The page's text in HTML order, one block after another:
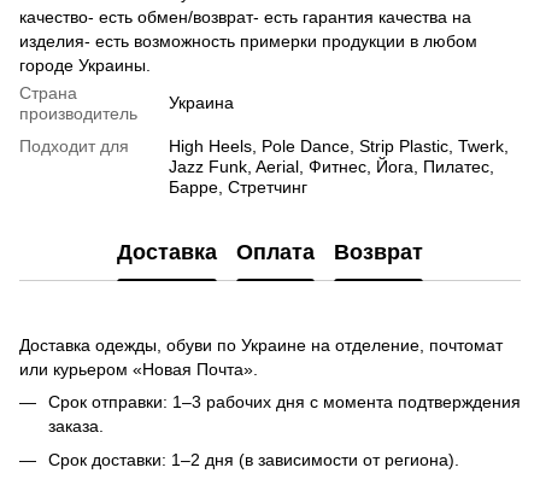
качество- есть обмен/возврат- есть гарантия качества на
изделия- есть возможность примерки продукции в любом
городе Украины.
Страна
производитель
Украина
Подходит для
High Heels, Pole Dance, Strip Plastic, Twerk,
Jazz Funk, Aerial, Фитнес, Йога, Пилатес,
Барре, Стретчинг
Доставка Оплата Возврат
Доставка одежды, обуви по Украине на отделение, почтомат
или курьером «Новая Почта».
Срок отправки: 1–3 рабочих дня с момента подтверждения
заказа.
Срок доставки: 1–2 дня (в зависимости от региона).